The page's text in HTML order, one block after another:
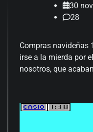
30
28
Compras navideñas
irse a la mierda por
nosotros, que